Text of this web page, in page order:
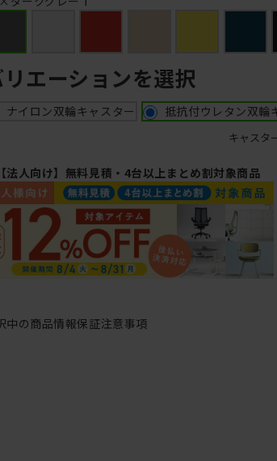
エーションを選択
ナイロン双輪キャスター 抵抗付ウレタン双輪
キャスタ
人向け】無料見積・4台以上まとめ割対象商品
中の商品情報保証注意事項